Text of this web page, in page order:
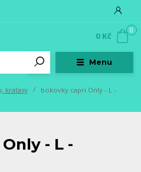
Menu
0
0 Kč
kraťasy
bokovky capri Only - L -
- L -